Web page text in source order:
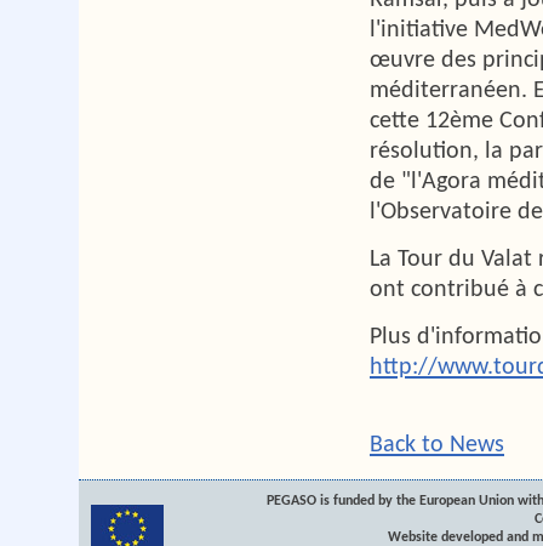
l'initiative
œuvre des
méditerranéen.
cette 12ème
résolution, la
de "l'Agora
l'Observatoire
La Tour du
ont contribué à
Plus
http://
Back to News
PEGASO is funded by the European Union
Website developed and